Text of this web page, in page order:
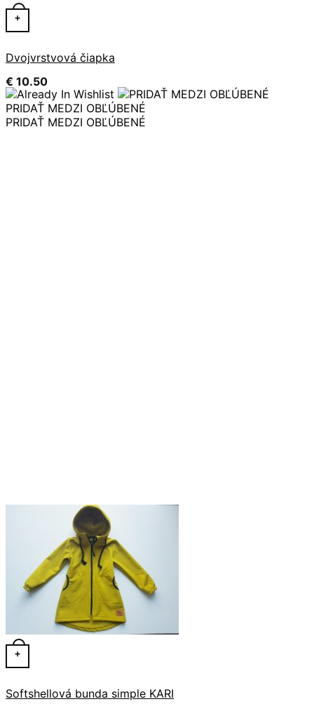
+
Tento produkt má viacero variantov. Možnosti si môžete
Dvojvrstvová čiapka
€ 10.50
PRIDAŤ MEDZI OBĽÚBENÉ
PRIDAŤ MEDZI OBĽÚBENÉ
+
Softshellová bunda simple KARI